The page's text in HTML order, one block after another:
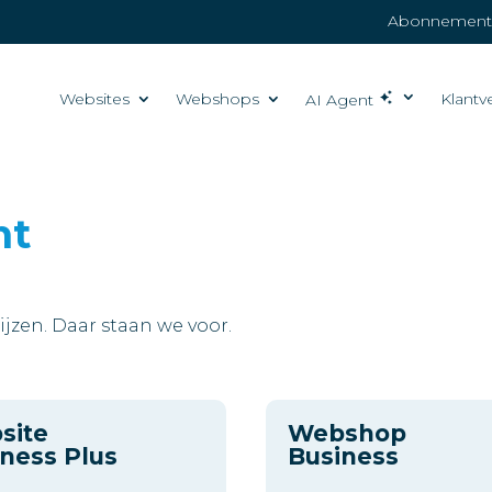
Websites Webshops AI Agent
Daar staan we voor.
Plus
Webshop
Business